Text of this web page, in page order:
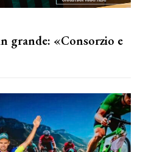
grande: «Consorzio e